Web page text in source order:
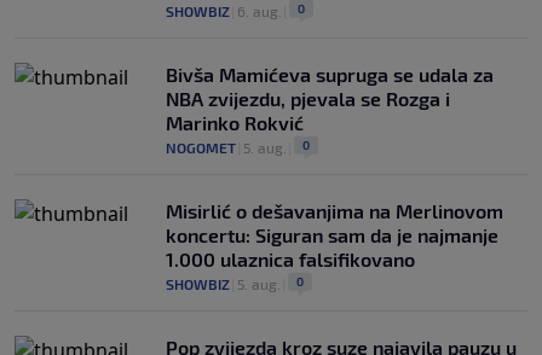
SHOWBIZ 6. aug. 0
Bivša Mamićeva supruga se udala za
NBA zvijezdu, pjevala se Rozga i
Marinko Rokvić
NOGOMET 5. aug. 0
Misirlić o dešavanjima na Merlinovom
koncertu: Siguran sam da je najmanje
1.000 ulaznica falsifikovano
SHOWBIZ 5. aug. 0
Pop zvijezda kroz suze najavila pauzu u